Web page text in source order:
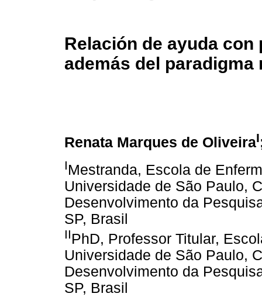
Relación de ayuda
además del paradigma
Renata Marques de OliveiraI
IMestranda, Escola de
Universidade de São Paulo,
Desenvolvimento da
SP, Brasil
IIPhD, Professor Titular,
Universidade de São Paulo,
Desenvolvimento da
SP, Brasil